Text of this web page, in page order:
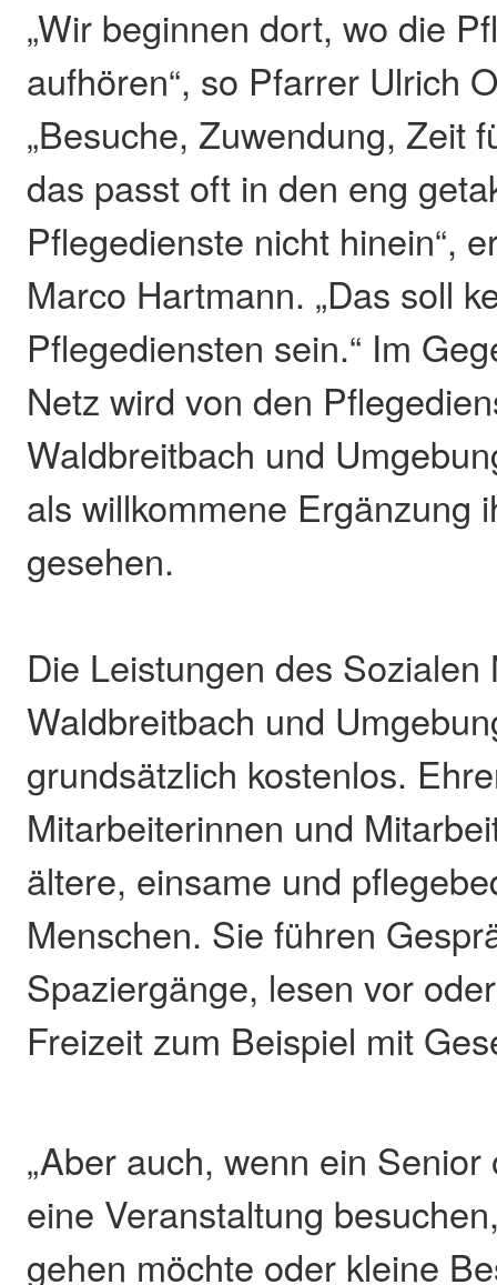
„Wir beginnen dort, wo die
aufhören“, so Pfarrer Ulrich
„Besuche, Zuwendung, Zeit
das passt oft in den eng
Pflegedienste nicht hinein“,
Marco Hartmann. „Das soll
Pflegediensten sein.“ Im
Netz wird von den
Waldbreitbach und
als willkommene Ergänzung
gesehen.
Die Leistungen des Sozialen
Waldbreitbach und
grundsätzlich kostenlos.
Mitarbeiterinnen und
ältere, einsame und
Menschen. Sie führen
Spaziergänge, lesen vor
Freizeit zum Beispiel mit
„Aber auch, wenn ein
eine Veranstaltung
gehen möchte oder kleine